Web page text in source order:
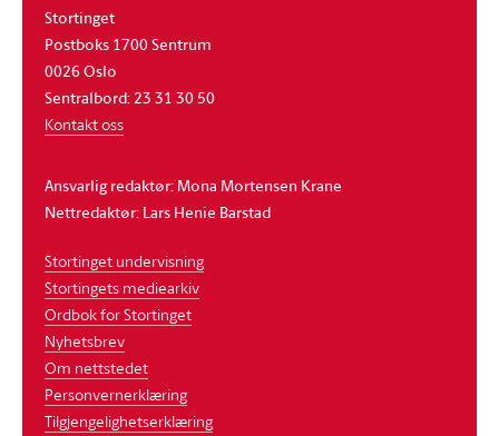
Stortinget
Postboks 1700 Sentrum
0026 Oslo
Sentralbord: 23 31 30 50
Kontakt oss
Ansvarlig redaktør: Mona Mortensen Krane
Nettredaktør: Lars Henie Barstad
Stortinget undervisning
Stortingets mediearkiv
Ordbok for Stortinget
Nyhetsbrev
Om nettstedet
Personvernerklæring
Tilgjengelighetserklæring